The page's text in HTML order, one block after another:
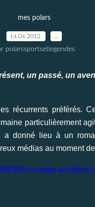
mes polars
14.04.2012
polarssportsetlegendes
un passé, un
récurrents préférés.
particulièrement
a donné lieu à un
médias au moment
30/un-roman-a-